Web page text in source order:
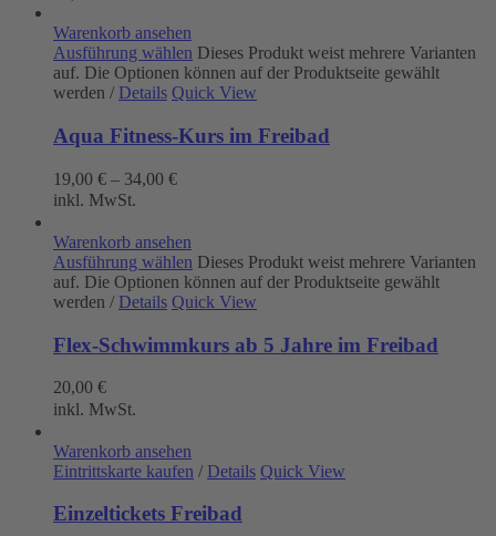
Warenkorb ansehen
Ausführung wählen Dieses Produkt weist mehrere Varianten
auf. Die Optionen können auf der Produktseite gewählt
werden / Details Quick View
Aqua Fitness-Kurs im Freibad
19,00 € – 34,00 €
inkl. MwSt.
Warenkorb ansehen
Ausführung wählen Dieses Produkt weist mehrere Varianten
auf. Die Optionen können auf der Produktseite gewählt
werden / Details Quick View
Flex-Schwimmkurs ab 5 Jahre im Freibad
20,00 €
inkl. MwSt.
Warenkorb ansehen
Eintrittskarte kaufen / Details Quick View
Einzeltickets Freibad